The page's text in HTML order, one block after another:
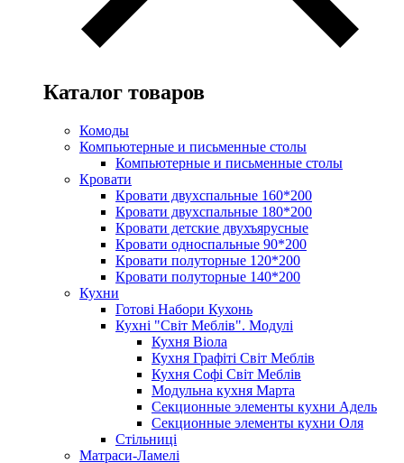
Каталог товаров
Комоды
Компьютерные и письменные столы
Компьютерные и письменные столы
Кровати
Кровати двухспальные 160*200
Кровати двухспальные 180*200
Кровати детские двухъярусные
Кровати односпальные 90*200
Кровати полуторные 120*200
Кровати полуторные 140*200
Кухни
Готові Набори Кухонь
Кухні "Світ Меблів". Модулі
Кухня Віола
Кухня Графіті Світ Меблів
Кухня Софі Світ Меблів
Модульна кухня Марта
Секционные элементы кухни Адель
Секционные элементы кухни Оля
Стільниці
Матраси-Ламелі